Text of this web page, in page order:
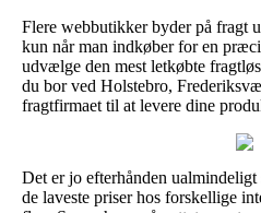
Flere webbutikker byder på fragt
kun når man indkøber for en
udvælge den mest letkøbte
du bor ved Holstebro,
fragtfirmaet til at levere dine
Det er jo efterhånden
de laveste priser hos forskellige